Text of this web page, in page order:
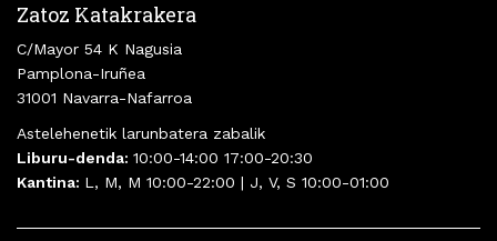
Zatoz Katakrakera
C/Mayor 54 K Nagusia
Pamplona-Iruñea
31001 Navarra-Nafarroa
Astelehenetik larunbatera zabalik
Liburu-denda: 10:00-14:00 17:00-20:30
Kantina: L, M, M 10:00-22:00 | J, V, S 10:00-01:00